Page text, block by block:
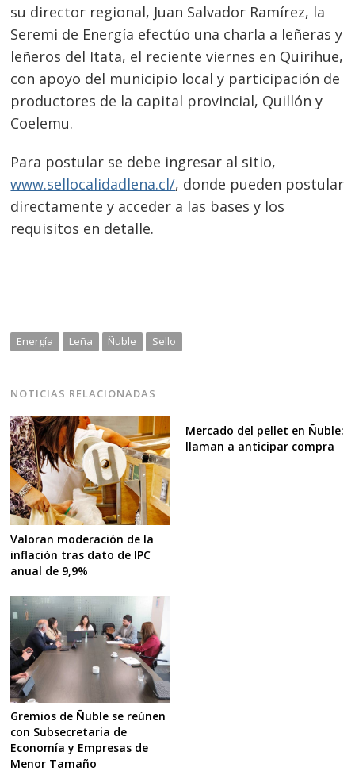
su director regional, Juan Salvador Ramírez, la
Seremi de Energía efectúo una charla a leñeras y
leñeros del Itata, el reciente viernes en Quirihue,
con apoyo del municipio local y participación de
productores de la capital provincial, Quillón y
Coelemu.
Para postular se debe ingresar al sitio,
www.sellocalidadlena.cl/, donde pueden postular
directamente y acceder a las bases y los
requisitos en detalle.
Energía Leña Ñuble Sello
NOTICIAS RELACIONADAS
Valoran moderación de la
inflación tras dato de IPC
anual de 9,9%
Mercado del pellet en Ñuble:
llaman a anticipar compra
Gremios de Ñuble se reúnen
con Subsecretaria de
Economía y Empresas de
Menor Tamaño